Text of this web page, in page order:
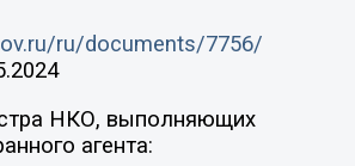
ru/documents/7756/
НКО, выполняющих
агента: